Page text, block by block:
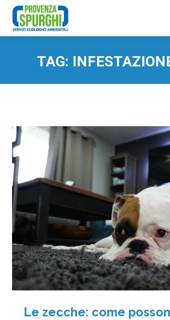
TAG:
Le zecche: come